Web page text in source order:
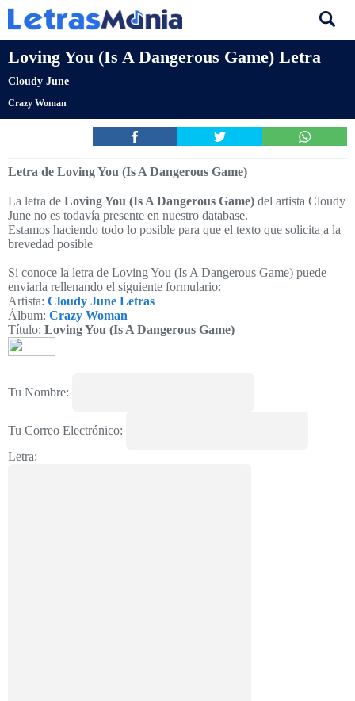
Loving You (Is A Dangerous Game) Letra
Cloudy June
Crazy Woman
Letra de Loving You (Is A Dangerous Game)
La letra de Loving You (Is A Dangerous Game) del artista Cloudy
June no es todavía presente en nuestro database.
Estamos haciendo todo lo posible para que el texto que solicita a la
brevedad posible
Si conoce la letra de Loving You (Is A Dangerous Game) puede
enviarla rellenando el siguiente formulario:
Artista: Cloudy June Letras
Álbum: Crazy Woman
Título: Loving You (Is A Dangerous Game)
Tu Nombre:
Tu Correo Electrónico:
Letra: